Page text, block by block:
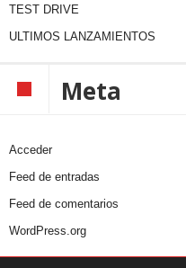
TEST DRIVE
ULTIMOS LANZAMIENTOS
Meta
Acceder
Feed de entradas
Feed de comentarios
WordPress.org